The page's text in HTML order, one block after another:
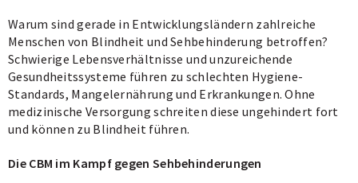
Seite
1
von
3
des
Seite
2
von
3
des
Seite
3
von
3
Warum sind gerade in Entwicklungsländern zahlreiche
Menschen von Blindheit und Sehbehinderung betroffen?
Schwierige Lebensverhältnisse und unzureichende
Gesundheitssysteme führen zu schlechten Hygiene-
Standards, Mangelernährung und Erkrankungen. Ohne
medizinische Versorgung schreiten diese ungehindert fort
und können zu Blindheit führen.
Die CBM im Kampf gegen Sehbehinderungen